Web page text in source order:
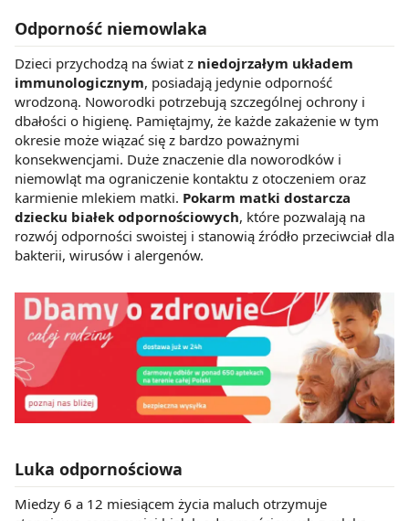
Odporność niemowlaka
Dzieci przychodzą na świat z niedojrzałym układem
immunologicznym, posiadają jedynie odporność
wrodzoną. Noworodki potrzebują szczególnej ochrony i
dbałości o higienę. Pamiętajmy, że każde zakażenie w tym
okresie może wiązać się z bardzo poważnymi
konsekwencjami. Duże znaczenie dla noworodków i
niemowląt ma ograniczenie kontaktu z otoczeniem oraz
karmienie mlekiem matki. Pokarm matki dostarcza
dziecku białek odpornościowych, które pozwalają na
rozwój odporności swoistej i stanowią źródło przeciwciał dla
bakterii, wirusów i alergenów.
Luka odpornościowa
Miedzy 6 a 12 miesiącem życia maluch otrzymuje